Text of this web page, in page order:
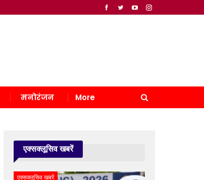
मनोरंजन More
एक्सक्लूसिव खबरें
एक्सक्लूसिव खबरें